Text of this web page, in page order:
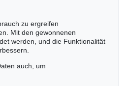
Marine nach Holzschnitt
, 1933
zu ergreifen
Mit den gewonnenen
werden, und die Funktionalität
auch, um